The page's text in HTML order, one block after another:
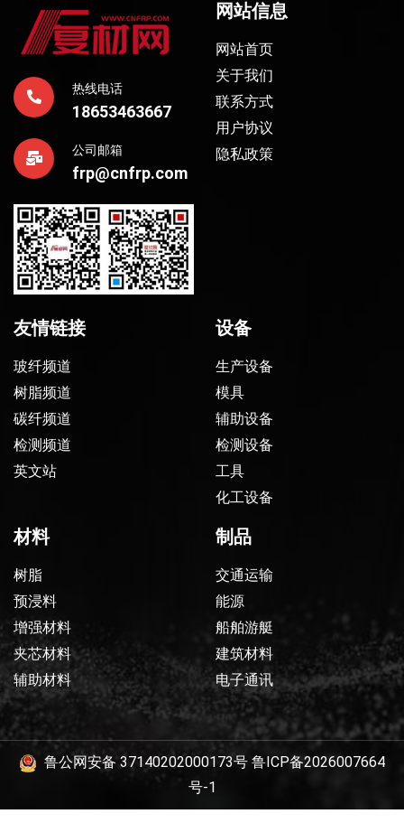
热线电话
18653463667
公司邮箱
frp@cnfrp.com
网站信息
网站首页
关于我们
联系方式
用户协议
隐私政策
友情链接
玻纤频道
树脂频道
碳纤频道
检测频道
英文站
设备
生产设备
模具
辅助设备
检测设备
工具
化工设备
材料
树脂
预浸料
增强材料
夹芯材料
辅助材料
制品
交通运输
能源
船舶游艇
建筑材料
电子通讯
鲁公网安备 37140202000173号 鲁ICP备2026007664
号-1